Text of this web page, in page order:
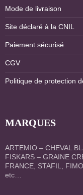
Mode de livraison
Site déclaré à la CNIL
Paiement sécurisé
CGV
Politique de protection
MARQUES
ARTEMIO – CHEVAL
FISKARS – GRAINE
FRANCE, STAFIL,
etc…